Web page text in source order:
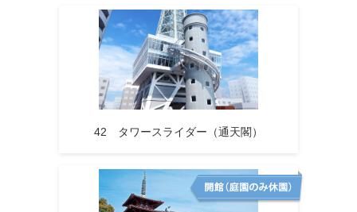
42 タワースライダー（通天閣）